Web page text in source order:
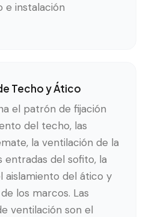
e instalación
Techo y Ático
el patrón de fijación
del techo, las
la ventilación de la
entradas del sofito, la
aislamiento del ático y
los marcos. Las
ventilación son el